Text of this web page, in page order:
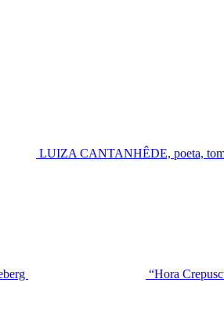
LUIZA CANTANHÊDE, poeta,
“Hora